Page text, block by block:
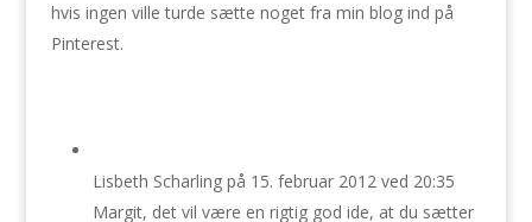
hvis ingen ville turde sætte noget fra min blog ind på
Pinterest.
Lisbeth Scharling på 15. februar 2012 ved 20:35
Margit, det vil være en rigtig god ide, at du sætter